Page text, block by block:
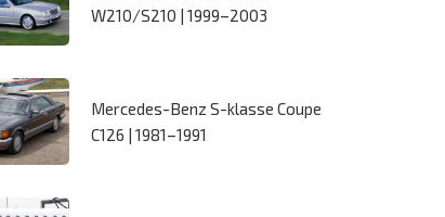
W210/S210 | 1999–2003
Mercedes-Benz S-klasse Coupe
C126 | 1981–1991